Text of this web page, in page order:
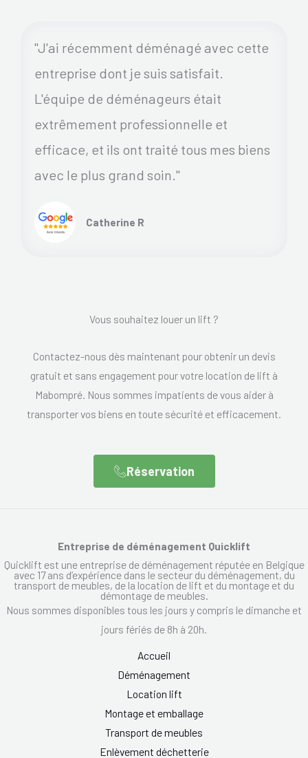
"J'ai récemment déménagé avec cette
entreprise dont je suis satisfait.
L'équipe de déménageurs était
extrêmement professionnelle et
efficace, et ils ont traité tous mes biens
avec le plus grand soin."
Catherine R
Vous souhaitez louer un lift ?
Contactez-nous dès maintenant pour obtenir un devis
gratuit et sans engagement pour votre location de lift à
Mabompré. Nous sommes impatients de vous aider à
transporter vos biens en toute sécurité et efficacement.
Réservation
Entreprise de déménagement Quicklift
Quicklift est une entreprise de déménagement réputée en Belgique
avec 17 ans d’expérience dans le secteur du déménagement, du
transport de meubles, de la location de lift et du montage et du
démontage de meubles.
Nous sommes disponibles tous les jours y compris le dimanche et
jours fériés de 8h à 20h.
Accueil
Déménagement
Location lift
Montage et emballage
Transport de meubles
Enlèvement déchetterie